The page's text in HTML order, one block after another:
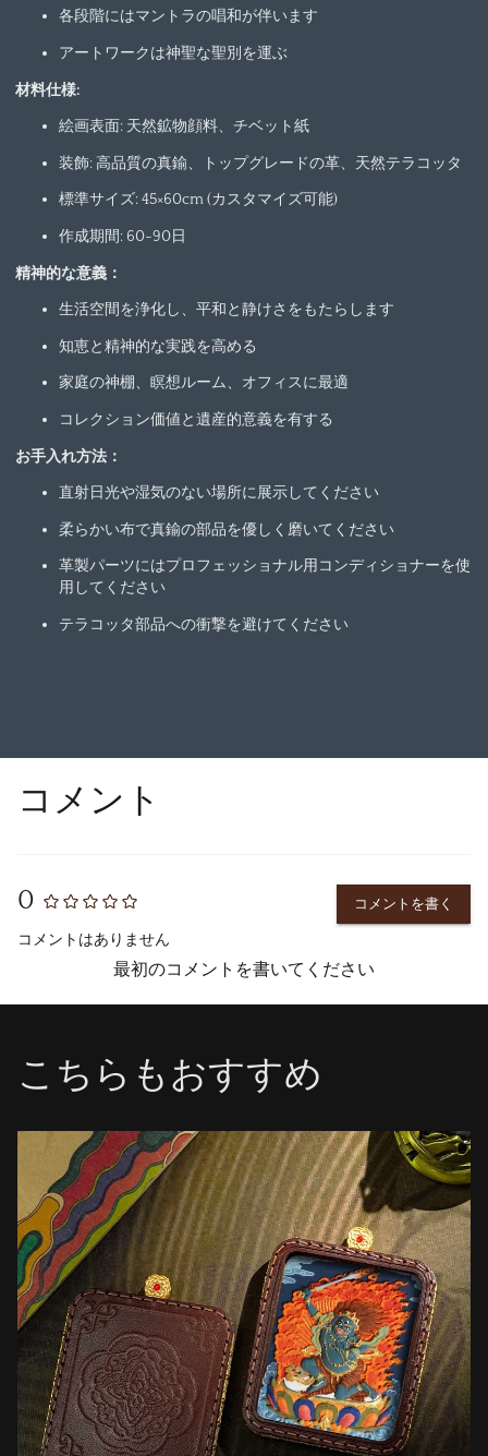
各段階にはマントラの唱和が伴います
アートワークは神聖な聖別を運ぶ
材料仕様:
絵画表面: 天然鉱物顔料、チベット紙
装飾: 高品質の真鍮、トップグレードの革、天然テラコッタ
標準サイズ: 45×60cm (カスタマイズ可能)
作成期間: 60-90日
精神的な意義：
生活空間を浄化し、平和と静けさをもたらします
知恵と精神的な実践を高める
家庭の神棚、瞑想ルーム、オフィスに最適
コレクション価値と遺産的意義を有する
お手入れ方法：
直射日光や湿気のない場所に展示してください
柔らかい布で真鍮の部品を優しく磨いてください
革製パーツにはプロフェッショナル用コンディショナーを使
用してください
テラコッタ部品への衝撃を避けてください
コメント
0
コメントはありません
コメントを書く
最初のコメントを書いてください
こちらもおすすめ